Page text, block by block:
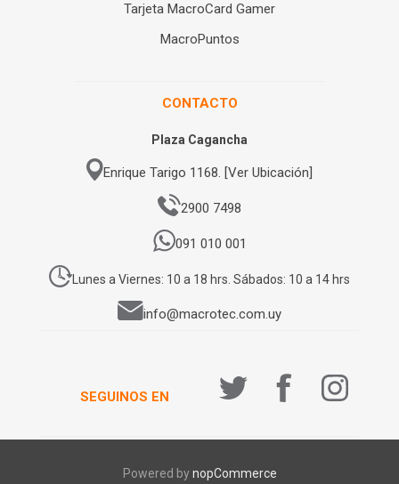
Tarjeta MacroCard Gamer
MacroPuntos
CONTACTO
Plaza Cagancha
Enrique Tarigo 1168. [Ver Ubicación]
2900 7498
091 010 001
Lunes a Viernes: 10 a 18 hrs. Sábados: 10 a 14 hrs
info@macrotec.com.uy
SEGUINOS EN
Powered bynopCommerce